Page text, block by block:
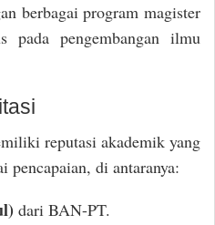
berbagai program magister
pada pengembangan ilmu
reputasi akademik yang
pencapaian, di antaranya:
dari BAN-PT.